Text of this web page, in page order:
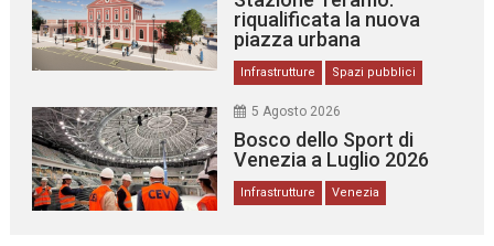
riqualificata la nuova
piazza urbana
Infrastrutture Spazi pubblici
5 Agosto 2026
Bosco dello Sport di
Venezia a Luglio 2026
Infrastrutture Venezia